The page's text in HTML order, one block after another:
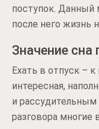
поступок.
после него жизнь
Значение сна
Ехать в отпуск –
интересная,
и рассудительным
разговора многие